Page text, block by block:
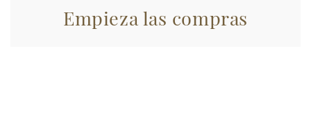
Empieza las compras